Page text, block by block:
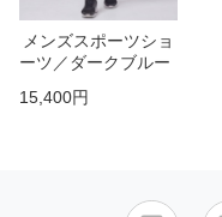
メンズスポーツショ
ーツ／ダークブルー
15,400円